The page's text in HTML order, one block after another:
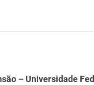
– Universidade